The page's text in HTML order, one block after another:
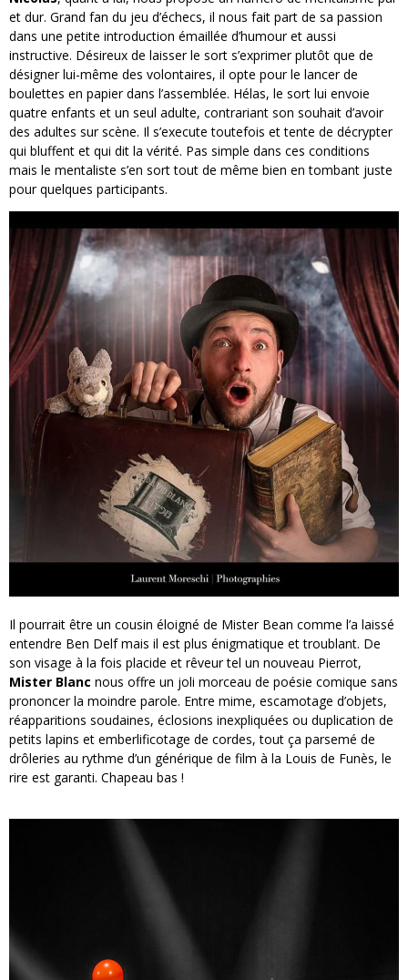
et dur. Grand fan du jeu d’échecs, il nous fait part de sa passion
dans une petite introduction émaillée d’humour et aussi
instructive. Désireux de laisser le sort s’exprimer plutôt que de
désigner lui-même des volontaires, il opte pour le lancer de
boulettes en papier dans l’assemblée. Hélas, le sort lui envoie
quatre enfants et un seul adulte, contrariant son souhait d’avoir
des adultes sur scène. Il s’execute toutefois et tente de décrypter
qui bluffent et qui dit la vérité. Pas simple dans ces conditions
mais le mentaliste s’en sort tout de même bien en tombant juste
pour quelques participants.
Il pourrait être un cousin éloigné de Mister Bean comme l’a laissé
entendre Ben Delf mais il est plus énigmatique et troublant. De
son visage à la fois placide et rêveur tel un nouveau Pierrot,
Mister Blanc nous offre un joli morceau de poésie comique sans
prononcer la moindre parole. Entre mime, escamotage d’objets,
réapparitions soudaines, éclosions inexpliquées ou duplication de
petits lapins et emberlificotage de cordes, tout ça parsemé de
drôleries au rythme d’un générique de film à la Louis de Funès, le
rire est garanti. Chapeau bas !